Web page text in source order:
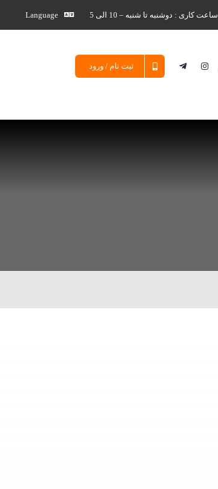
ساعت کاری : دوشنبه تا شنبه – 10 الی 5 Language
ثبت نام / ورود